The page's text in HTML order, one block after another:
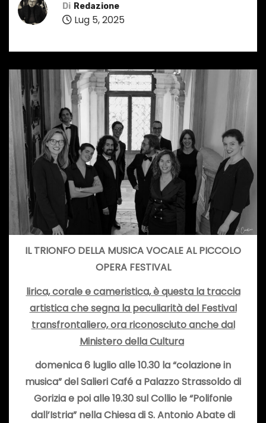
Di Redazione
Lug 5, 2025
IL TRIONFO DELLA MUSICA VOCALE AL PICCOLO
OPERA FESTIVAL
lirica, corale e cameristica, è questa la traccia
artistica che segna la peculiarità del Festival
transfrontaliero, ora riconosciuto anche dal
Ministero della Cultura
domenica 6 luglio alle 10.30 la “colazione in
musica” del Salieri Café a Palazzo Strassoldo di
Gorizia e poi alle 19.30 sul Collio le “Polifonie
dall’Istria” nella Chiesa di S. Antonio Abate di